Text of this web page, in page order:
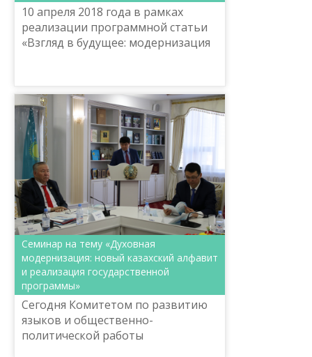
10 апреля 2018 года в рамках
реализации программной статьи
«Взгляд в будущее: модернизация
Семинар на тему «Духовная
модернизация: новый казахский алфавит
и реализация государственной
программы»
Сегодня Комитетом по развитию
языков и общественно-
политической работы